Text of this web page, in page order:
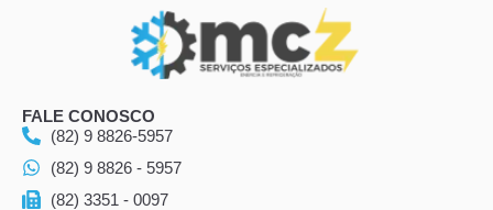
FALE CONOSCO
(82) 9 8826-5957
(82) 9 8826 - 5957
(82) 3351 - 0097